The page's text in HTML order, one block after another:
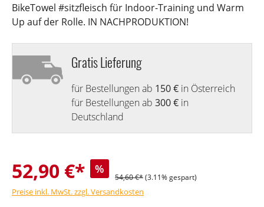
BikeTowel #sitzfleisch für Indoor-Training und Warm
Up auf der Rolle. IN NACHPRODUKTION!
Gratis Lieferung
für Bestellungen ab 150 € in Österreich
für Bestellungen ab 300 € in
Deutschland
52,90 €* %
54,60 €*(3.11% gespart)
Preise inkl. MwSt. zzgl. Versandkosten